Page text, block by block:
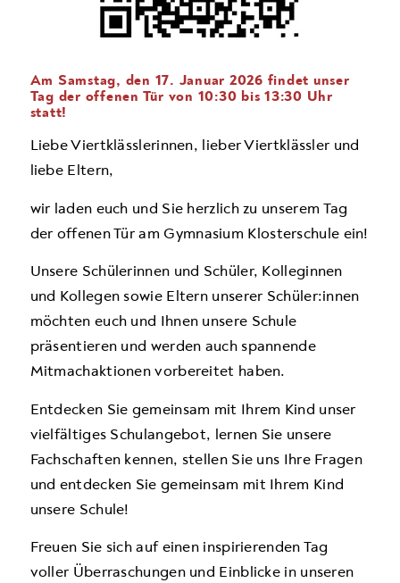
Am Samstag, den 17. Januar 2026 findet unser
Tag der offenen Tür von 10:30 bis 13:30 Uhr
statt!
Liebe Viertklässlerinnen, lieber Viertklässler und
liebe Eltern,
wir laden euch und Sie herzlich zu unserem Tag
der offenen Türam Gymnasium Klosterschule ein!
Unsere Schülerinnen und Schüler, Kolleginnen
und Kollegen sowie Eltern unserer Schüler:innen
möchten euch und Ihnen unsere Schule
präsentieren und werden auch spannende
Mitmachaktionen vorbereitet haben.
Entdecken Sie gemeinsam mit Ihrem Kind unser
vielfältiges Schulangebot, lernen Sie unsere
Fachschaften kennen, stellen Sie uns Ihre Fragen
und entdecken Sie gemeinsam mit Ihrem Kind
unsere Schule!
Freuen Sie sich auf einen inspirierenden Tag
voller Überraschungen und Einblicke in unseren